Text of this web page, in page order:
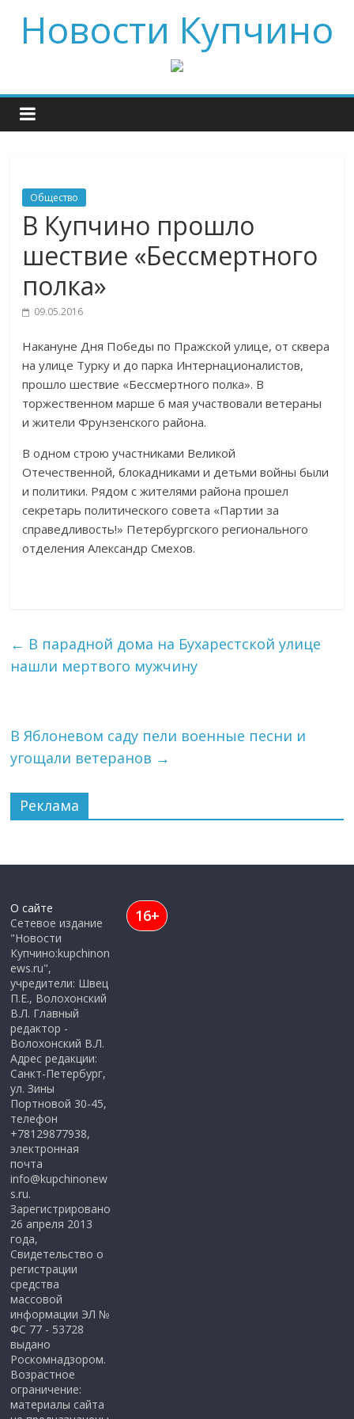
Новости Купчино
Общество
В Купчино прошло
шествие «Бессмертного
полка»
09.05.2016
Накануне Дня Победы по Пражской улице, от сквера
на улице Турку и до парка Интернационалистов,
прошло шествие «Бессмертного полка». В
торжественном марше 6 мая участвовали ветераны
и жители Фрунзенского района.
В одном строю участниками Великой
Отечественной, блокадниками и детьми войны были
и политики. Рядом с жителями района прошел
секретарь политического совета «Партии за
справедливость!» Петербургского регионального
отделения Александр Смехов.
← В парадной дома на Бухарестской улице
нашли мертвого мужчину
В Яблоневом саду пели военные песни и
угощали ветеранов →
Реклама
О сайте
Сетевое издание
"Новости
Купчино:kupchinon
ews.ru",
учредители: Швец
П.Е., Волохонский
В.Л. Главный
редактор -
Волохонский В.Л.
Адрес редакции:
Санкт-Петербург,
ул. Зины
Портновой 30-45,
телефон
+78129877938,
электронная
почта
info@kupchinonew
s.ru.
Зарегистрировано
26 апреля 2013
года,
Свидетельство о
регистрации
средства
массовой
информации ЭЛ №
ФС 77 - 53728
выдано
Роскомнадзором.
Возрастное
ограничение:
материалы сайта
16+